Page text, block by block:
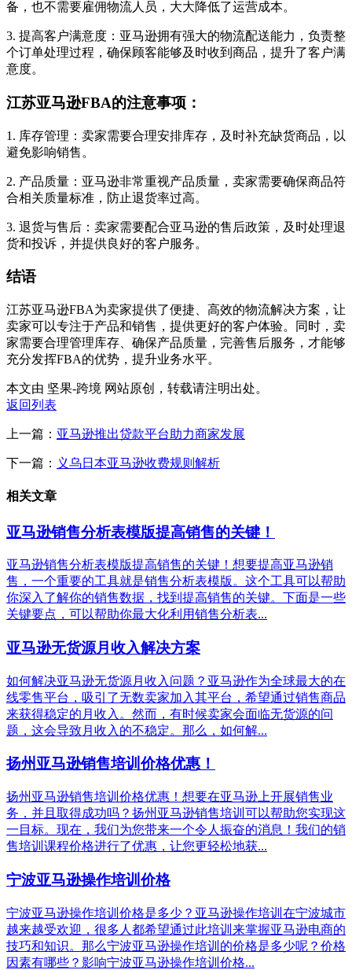
备，也不需要雇佣物流人员，大大降低了运营成本。
3. 提高客户满意度：亚马逊拥有强大的物流配送能力，负责整
个订单处理过程，确保顾客能够及时收到商品，提升了客户满
意度。
江苏亚马逊FBA的注意事项：
1. 库存管理：卖家需要合理安排库存，及时补充缺货商品，以
避免影响销售。
2. 产品质量：亚马逊非常重视产品质量，卖家需要确保商品符
合相关质量标准，防止退货率过高。
3. 退货与售后：卖家需要配合亚马逊的售后政策，及时处理退
货和投诉，并提供良好的客户服务。
结语
江苏亚马逊FBA为卖家提供了便捷、高效的物流解决方案，让
卖家可以专注于产品和销售，提供更好的客户体验。同时，卖
家需要合理管理库存、确保产品质量，完善售后服务，才能够
充分发挥FBA的优势，提升业务水平。
本文由 坚果-跨境 网站原创，转载请注明出处。
返回列表
上一篇： 亚马逊推出贷款平台助力商家发展
下一篇： 义乌日本亚马逊收费规则解析
相关文章
亚马逊销售分析表模版提高销售的关键！
亚马逊销售分析表模版提高销售的关键！想要提高亚马逊销
售，一个重要的工具就是销售分析表模版。这个工具可以帮助
你深入了解你的销售数据，找到提高销售的关键。下面是一些
关键要点，可以帮助你最大化利用销售分析表...
亚马逊无货源月收入解决方案
如何解决亚马逊无货源月收入问题？亚马逊作为全球最大的在
线零售平台，吸引了无数卖家加入其平台，希望通过销售商品
来获得稳定的月收入。然而，有时候卖家会面临无货源的问
题，这会导致月收入的不稳定。那么，如何解...
扬州亚马逊销售培训价格优惠！
扬州亚马逊销售培训价格优惠！想要在亚马逊上开展销售业
务，并且取得成功吗？扬州亚马逊销售培训可以帮助您实现这
一目标。现在，我们为您带来一个令人振奋的消息！我们的销
售培训课程价格进行了优惠，让您更轻松地获...
宁波亚马逊操作培训价格
宁波亚马逊操作培训价格是多少？亚马逊操作培训在宁波城市
越来越受欢迎，很多人都希望通过此培训来掌握亚马逊电商的
技巧和知识。那么宁波亚马逊操作培训的价格是多少呢？价格
因素有哪些？影响宁波亚马逊操作培训价格...